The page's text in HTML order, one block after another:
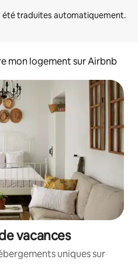
mon logement sur Airbnb
vacances
uniques sur